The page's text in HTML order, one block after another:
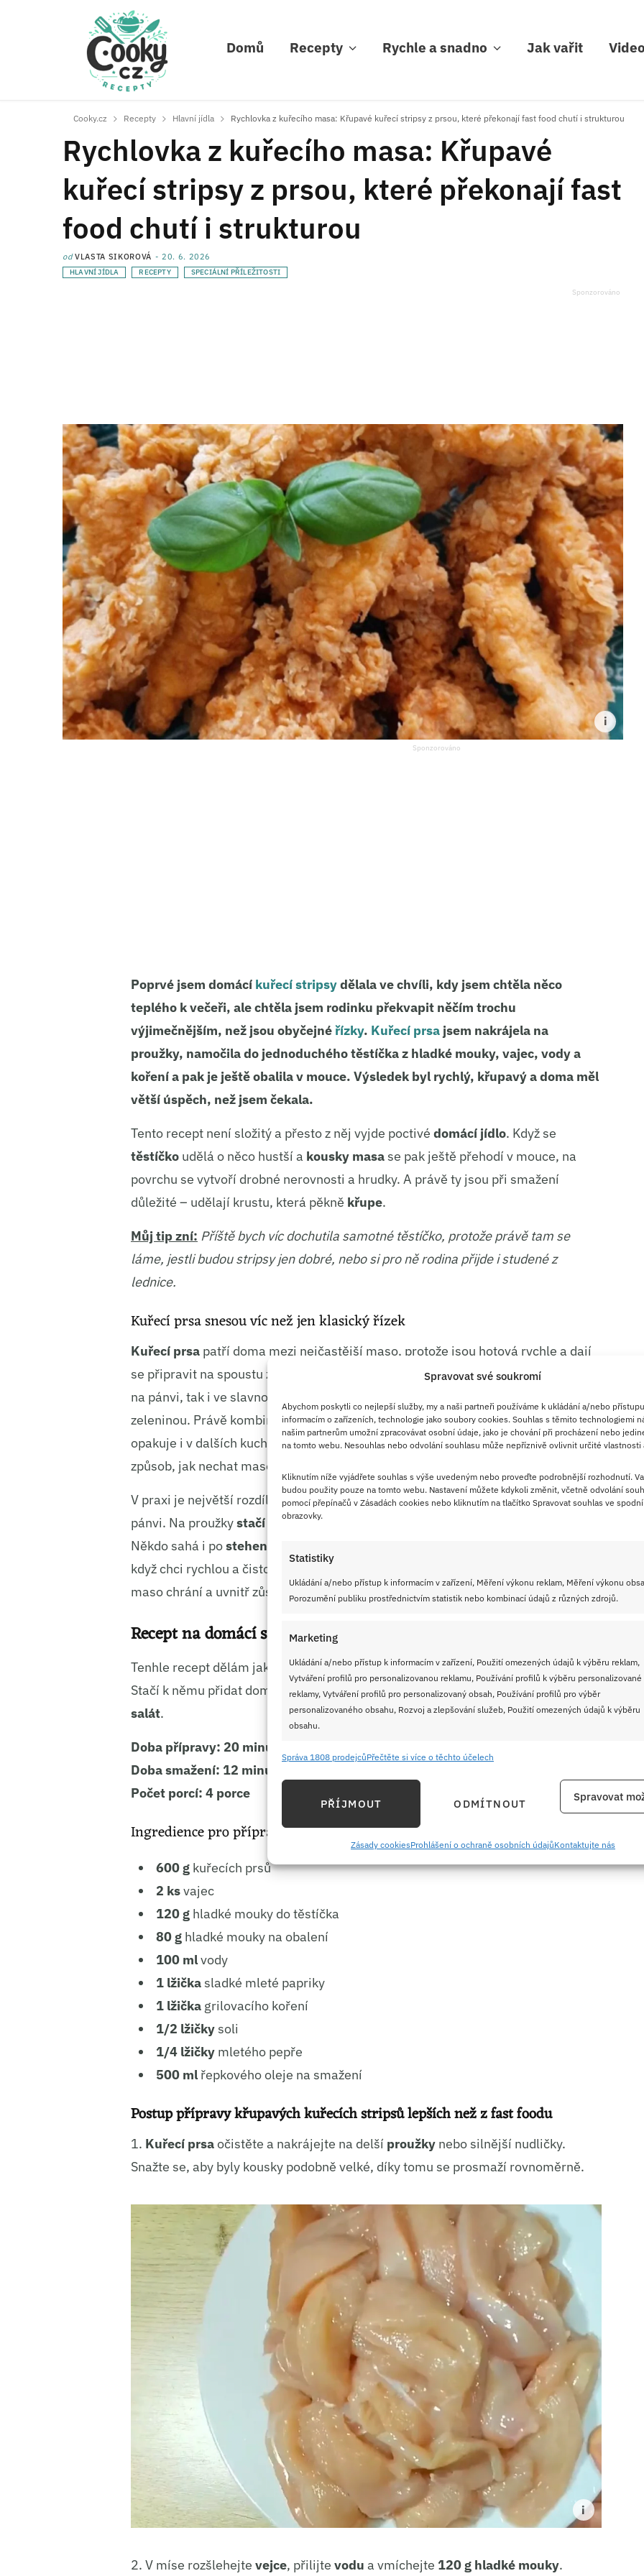
Spravovat své soukromí
Abychom poskytli co nejlepší služby, my a naši partneři používáme k ukládání a/nebo
informacím o zařízeních, technologie jako soubory cookies. Souhlas s těmito technologiemi
našim partnerům umožní zpracovávat osobní údaje, jako je chování při procházení nebo
na tomto webu. Nesouhlas nebo odvolání souhlasu může nepříznivě ovlivnit určité vlastnosti
Kliknutím níže vyjádřete souhlas s výše uvedeným nebo proveďte podrobnější rozhodnutí.
budou použity pouze na tomto webu. Nastavení můžete kdykoli změnit, včetně odvolání
pomocí přepínačů v Zásadách cookies nebo kliknutím na tlačítko Spravovat souhlas ve
obrazovky.
Statistiky
Ukládání a/nebo přístup k informacím v zařízení, Měření výkonu reklam, Měření výkonu
Porozumění publiku prostřednictvím statistik nebo kombinací údajů z různých zdrojů.
Marketing
Ukládání a/nebo přístup k informacím v zařízení, Použití omezených údajů k výběru reklam,
Vytváření profilů pro personalizovanou reklamu, Používání profilů k výběru personalizované
reklamy, Vytváření profilů pro personalizovaný obsah, Používání profilů pro výběr
personalizovaného obsahu, Rozvoj a zlepšování služeb, Použití omezených údajů k výběru
obsahu.
Funkce
Identifikace zařízení na základě automaticky přenášených informací.
Používání přesných údajů o zeměpisné poloze, Identifikace zařízení na
základě aktivně požadovaných informací.
Zajištění bezpečnosti, předcházení a zjišťování podvodů a
Ukládání a sdělování voleb ochrany osobních údajů.
Správa 1808 prodejcůPřečtěte si více o těchto účelech
PŘÍJMOUT ODMÍTNOUT
Spravovat
Zásady cookiesProhlášení o ochraně osobních údajůKontaktujte nás
Domů Recepty Rychle a snadno Jak vařit Video
Cooky.cz Recepty Hlavní jídla Rychlovka z kuřecího masa: Křupavé kuřecí stripsy z prsou, které překonají fast food chutí i strukturou
Rychlovka z kuřecího masa: Křupavé
kuřecí stripsy z prsou, které překonají fast
food chutí i strukturou
odVLASTA SIKOROVÁ 20. 6. 2026
HLAVNÍ JÍDLA RECEPTY SPECIÁLNÍ PŘÍLEŽITOSTI
Poprvé jsem domácí kuřecí stripsydělala ve chvíli, kdy jsem chtěla něco
teplého k večeři, ale chtěla jsem rodinku překvapit něčím trochu
výjimečnějším, než jsou obyčejnéřízky. Kuřecí prsajsem nakrájela na
proužky, namočila do jednoduchého těstíčka z hladké mouky, vajec, vody a
koření a pak je ještě obalila v mouce. Výsledek byl rychlý, křupavý a doma měl
větší úspěch, než jsem čekala.
Tento recept není složitý a přesto z něj vyjde poctivé domácí jídlo. Když se
těstíčko udělá o něco hustší a kousky masa se pak ještě přehodí v mouce, na
povrchu se vytvoří drobné nerovnosti a hrudky. A právě ty jsou při smažení
důležité – udělají krustu, která pěkně křupe.
Můj tip zní: Příště bych víc dochutila samotné těstíčko, protože právě tam se
láme, jestli budou stripsy jen dobré, nebo si pro ně rodina přijde i studené z
lednice.
Kuřecí prsa snesou víc než jen klasický řízek
Kuřecí prsapatří doma mezi nejčastější maso, protože jsou hotová rychle a dají
se připravit na spoustu způsobů. V receptech se objevují jak jednoduše opečená
na pánvi, tak i ve slavnostnější podobě s
zeleninou. Právě kombinace s máslem, bylinkami nebo krátkým smažením se
opakuje i v dalších kuchyních – nejde tedy o žádný výstřelek, spíš o ověřený
způsob, jak nechat maso
V praxi je největší rozdíl v tom, jak maso nakrájíte a jak dlouho ho necháte na
pánvi. Na proužkystačí opravdu krátká doba
Někdo sahá i postehenních řízcích bez kůže
když chci rychlou a čistou práci, beru prsa. U stripsů to funguje i proto, že těstíčko
maso chrání a uvnitř zůstane hezky měkké.
Recept na domácí stripsy z kuřecích prsou
Tenhle recept dělám jako rychlou večeři, ale klidně obstojí i na stůl pro návštěvu.
Stačí k němu přidat domácí dip, pečené brambory nebo obyčejnýzeleninový
salát.
Doba přípravy: 20 minut
Doba smažení: 12 minut
Počet porcí: 4 porce
Ingredience pro přípravu
600 gkuřecích prsů
2 ksvajec
120 ghladké mouky do těstíčka
80 ghladké mouky na obalení
100 mlvody
1 lžičkasladké mleté papriky
1 lžičkagrilovacího koření
1/2 lžičkysoli
1/4 lžičkymletého pepře
500 mlřepkového oleje na smažení
Postup přípravy křupavých kuřecích stripsů lepších než z fast foodu
1. Kuřecí prsaočistěte a nakrájejte na delší proužkynebo silnější nudličky.
Snažte se, aby byly kousky podobně velké, díky tomu se prosmaží rovnoměrně.
2. V míse rozšlehejte vejce, přilijte vodu a vmíchejte 120 g hladké mouky.